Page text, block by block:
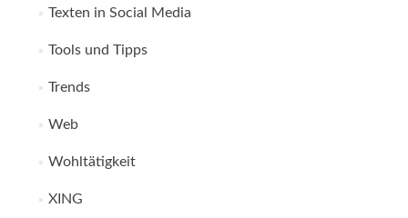
Texten in Social Media
Tools und Tipps
Trends
Web
Wohltätigkeit
XING